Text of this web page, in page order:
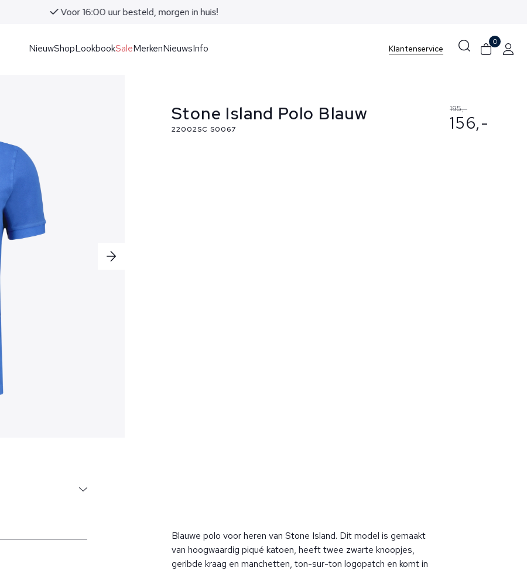
Voor 16:00 uur besteld, morgen in huis!
NieuwShopLookbookSaleMerkenNieuwsInfo Klantenservice
0
Stone Island Polo Blauw
22002SC S0067
Blauwe polo voor heren van Stone Island. Dit model is gemaakt
van hoogwaardig piqué katoen, heeft twee zwarte knoopjes,
geribde kraag en manchetten, ton-sur-ton logopatch en komt in
195,-
156,-